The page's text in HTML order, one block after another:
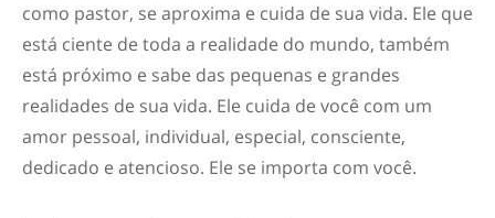
como pastor, se aproxima e cuida de sua vida. Ele que
está ciente de toda a realidade do mundo, também
está próximo e sabe das pequenas e grandes
realidades de sua vida. Ele cuida de você com um
amor pessoal, individual, especial, consciente,
dedicado e atencioso. Ele se importa com você.